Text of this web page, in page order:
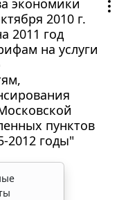
2010 г.
2011 год
на услуги
пунктов
2012 годы"